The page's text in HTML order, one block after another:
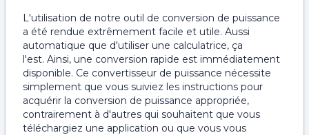
L'utilisation de notre outil de conversion de puissance
a été rendue extrêmement facile et utile. Aussi
automatique que d'utiliser une calculatrice, ça
l'est. Ainsi, une conversion rapide est immédiatement
disponible. Ce convertisseur de puissance nécessite
simplement que vous suiviez les instructions pour
acquérir la conversion de puissance appropriée,
contrairement à d'autres qui souhaitent que vous
téléchargiez une application ou que vous vous